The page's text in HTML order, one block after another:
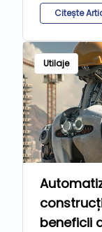
Citește
Utilaje
beneficii